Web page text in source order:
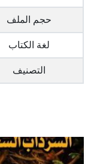
حجم الملف
لغة الكتاب
التصنيف